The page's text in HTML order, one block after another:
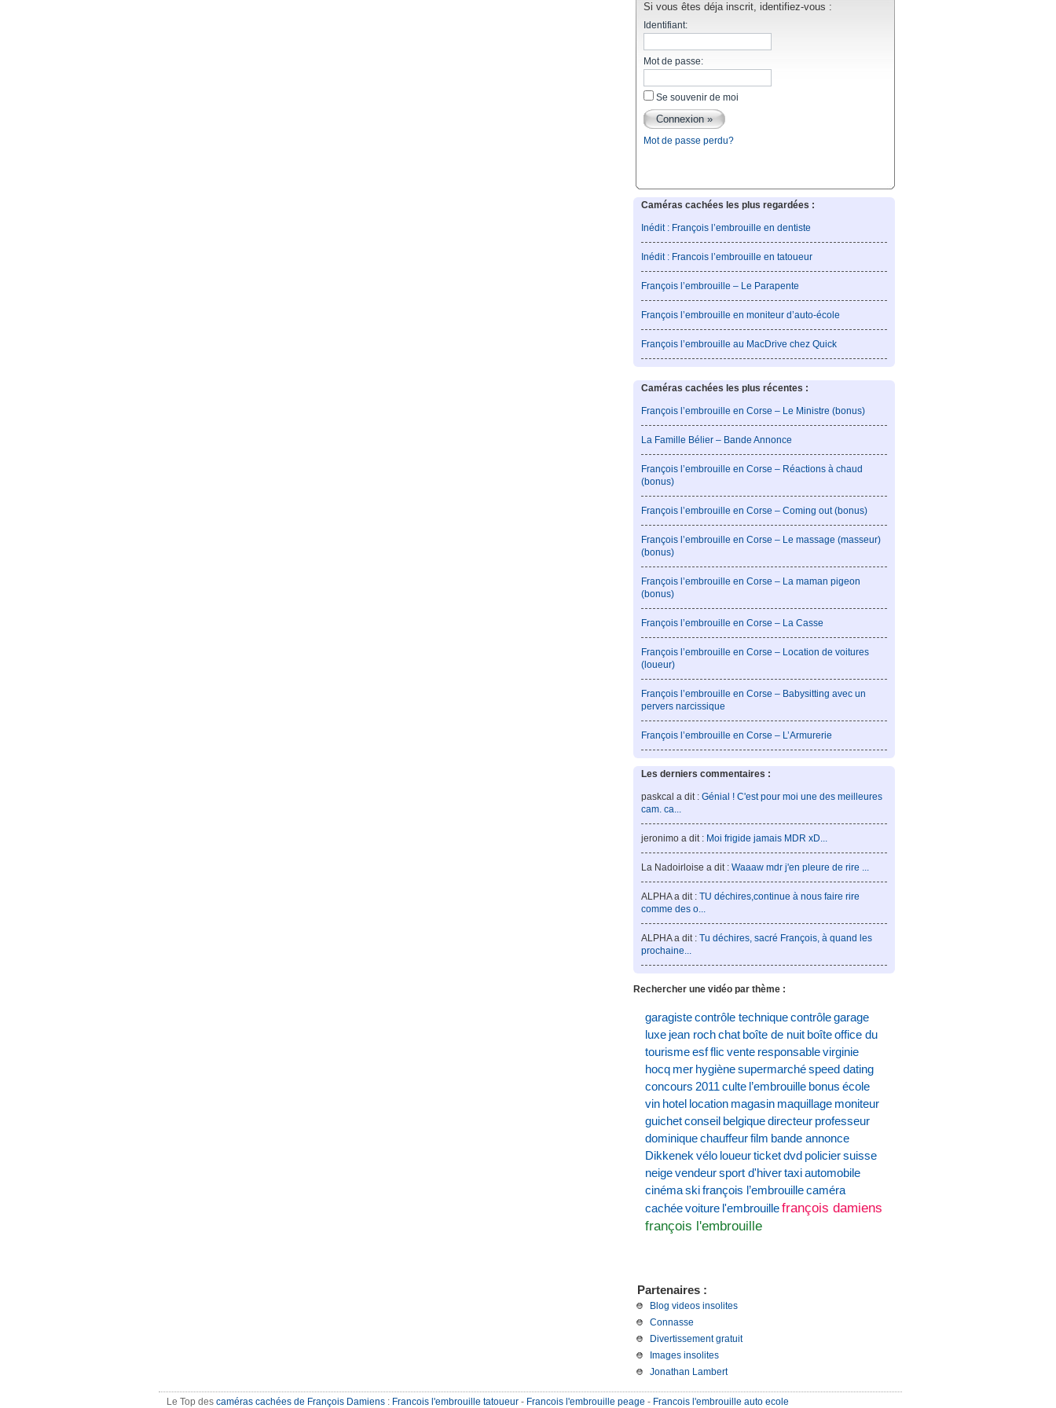
Si vous êtes déja inscrit, identifiez-vous :
Identifiant:
Mot de passe:
Se souvenir de moi
Mot de passe perdu?
Caméras cachées les plus regardées :
Inédit : François l’embrouille en dentiste
Inédit : Francois l’embrouille en tatoueur
François l’embrouille – Le Parapente
François l’embrouille en moniteur d’auto-école
François l’embrouille au MacDrive chez Quick
Caméras cachées les plus récentes :
François l’embrouille en Corse – Le Ministre (bonus)
La Famille Bélier – Bande Annonce
François l’embrouille en Corse – Réactions à chaud
(bonus)
François l’embrouille en Corse – Coming out (bonus)
François l’embrouille en Corse – Le massage (masseur)
(bonus)
François l’embrouille en Corse – La maman pigeon
(bonus)
François l’embrouille en Corse – La Casse
François l’embrouille en Corse – Location de voitures
(loueur)
François l’embrouille en Corse – Babysitting avec un
pervers narcissique
François l’embrouille en Corse – L’Armurerie
Les derniers commentaires :
paskcal a dit : Génial ! C'est pour moi une des meilleures
cam. ca...
jeronimo a dit : Moi frigide jamais MDR xD...
La Nadoirloise a dit : Waaaw mdr j'en pleure de rire ...
ALPHA a dit : TU déchires,continue à nous faire rire
comme des o...
ALPHA a dit : Tu déchires, sacré François, à quand les
prochaine...
Rechercher une vidéo par thème :
garagistecontrôle techniquecontrôlegarage
luxe jean rochchat boîte de nuit boîteoffice du
tourismeesfflic vente responsablevirginie
hocq mer hygiènesupermarchéspeed dating
concours 2011 culte l’embrouille bonus école
vin hotel location magasin maquillage moniteur
guichetconseil belgiquedirecteur professeur
dominiquechauffeurfilm bande annonce
Dikkenek vélo loueurticketdvd policiersuisse
neigevendeursport d'hivertaxiautomobile
cinémaskifrançois l’embrouillecaméra
cachéevoiture l'embrouillefrançois damiens
françois l'embrouille
Partenaires :
Blog videos insolites
Connasse
Divertissement gratuit
Images insolites
Jonathan Lambert
Le Top des caméras cachées de François Damiens : Francois l'embrouille tatoueur - Francois l'embrouille peage - Francois l'embrouille auto ecole